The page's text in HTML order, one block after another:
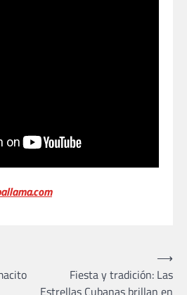
Fiesta y tradición: Las
Estrellas Cubanas brillan en
⟶